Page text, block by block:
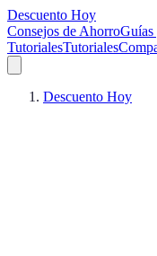
Descuento Hoy
Consejos de AhorroGuías
TutorialesTutoriales
Descuento Hoy